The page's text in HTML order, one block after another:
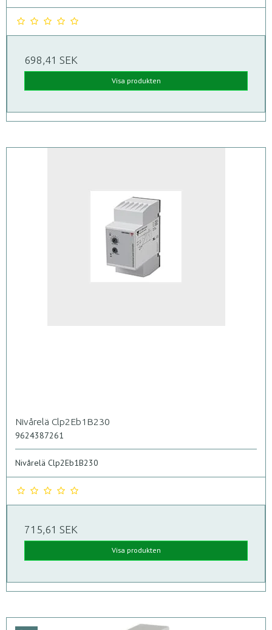
698,41 SEK
Visa produkten
Nivårelä Clp2Eb1B230
9624387261
Nivårelä Clp2Eb1B230
715,61 SEK
Visa produkten